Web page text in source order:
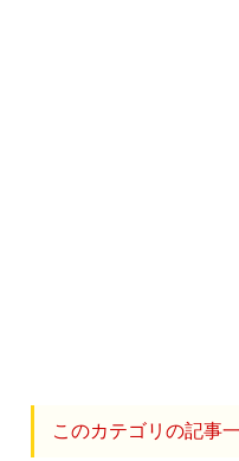
このカテゴリの記事